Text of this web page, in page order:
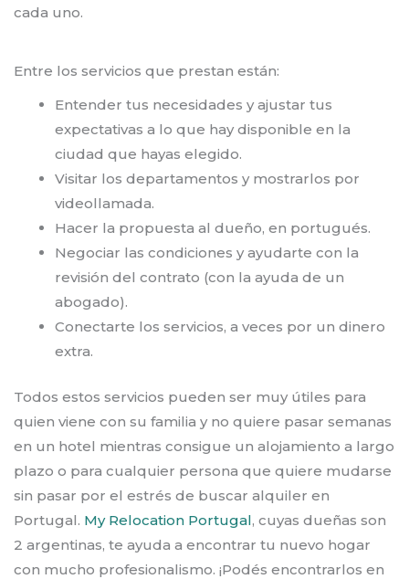
cada uno.
Entre los servicios que prestan están:
Entender tus necesidades y ajustar tus
expectativas a lo que hay disponible en la
ciudad que hayas elegido.
Visitar los departamentos y mostrarlos por
videollamada.
Hacer la propuesta al dueño, en portugués.
Negociar las condiciones y ayudarte con la
revisión del contrato (con la ayuda de un
abogado).
Conectarte los servicios, a veces por un dinero
extra.
Todos estos servicios pueden ser muy útiles para
quien viene con su familia y no quiere pasar semanas
en un hotel mientras consigue un alojamiento a largo
plazo o para cualquier persona que quiere mudarse
sin pasar por el estrés de buscar alquiler en
Portugal. My Relocation Portugal, cuyas dueñas son
2 argentinas, te ayuda a encontrar tu nuevo hogar
con mucho profesionalismo. ¡Podés encontrarlos en